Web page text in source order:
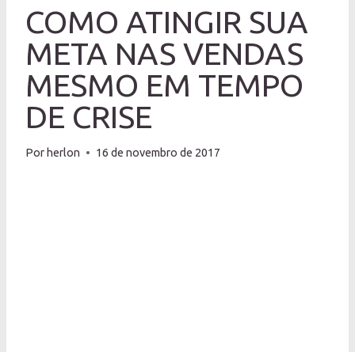
COMO ATINGIR SUA
META NAS VENDAS
MESMO EM TEMPO
DE CRISE
Por herlon 16 de novembro de 2017